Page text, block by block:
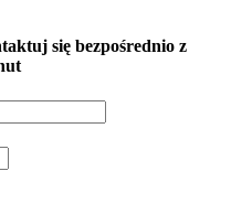
się bezpośrednio z